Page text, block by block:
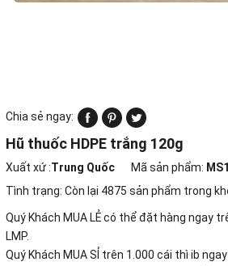
Chia sẻ ngay:
Hũ thuốc HDPE trắng 120g
Xuất xứ :Trung Quốc Mã sản phẩm:
Tình trạng: Còn lại 4875 sản phẩm trong
Quý Khách MUA LẺ có thể đặt hàng ngay
LMP.
Quý Khách MUA SỈ trên 1.000 cái thì ib